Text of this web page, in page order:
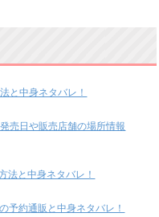
と中身ネタバレ！
売日や販売店舗の場所情報
法と中身ネタバレ！
予約通販と中身ネタバレ！